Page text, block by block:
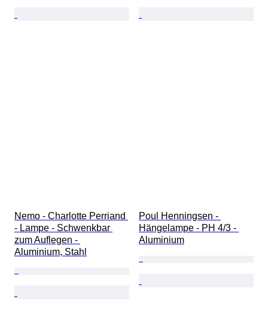
Nemo - Charlotte Perriand
- Lampe - Schwenkbar
zum Auflegen -
Aluminium, Stahl
Poul Henningsen -
Hängelampe - PH 4/3 -
Aluminium